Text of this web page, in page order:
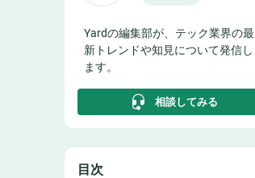
Yardの編集部が、テック業界の最
新トレンドや知見について発信し
ます。
相談してみる
目次